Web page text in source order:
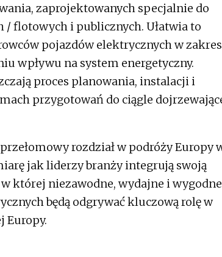
zaprojektowanych specjalnie do
flotowych i publicznych. Ułatwia to
pojazdów elektrycznych w
wpływu na system energetyczny.
proces planowania, instalacji i
przygotowań do ciągle
rozdział w podróży Europy
jak liderzy branży integrują swoją
w której niezawodne, wydajne i wygodne
będą odgrywać kluczową rolę w
Europy.